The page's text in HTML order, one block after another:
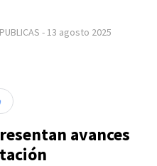
- 13 agosto 2025
avances